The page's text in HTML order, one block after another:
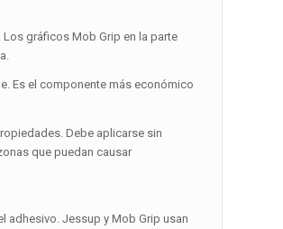
gráficos Mob Grip en la parte
Es el componente más económico
Debe aplicarse sin
que puedan causar
adhesivo. Jessup y Mob Grip usan